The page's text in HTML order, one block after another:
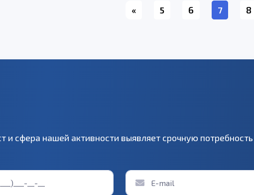
« 5 6 7текущая
8
и сфера нашей активности выявляет срочную потребность